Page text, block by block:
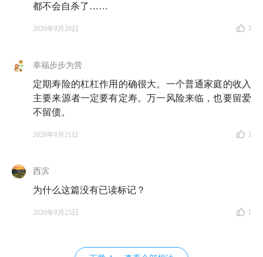
都不会自杀了……
2020年8月20日 3
幸福步步为营
定期寿险的杠杠作用的确很大。一个普通家庭的收入
主要来源者一定要有定寿。万一风险来临，也要留爱
不留债。
2020年8月21日 3
西滨
为什么这篇没有已读标记？
2020年8月25日 1